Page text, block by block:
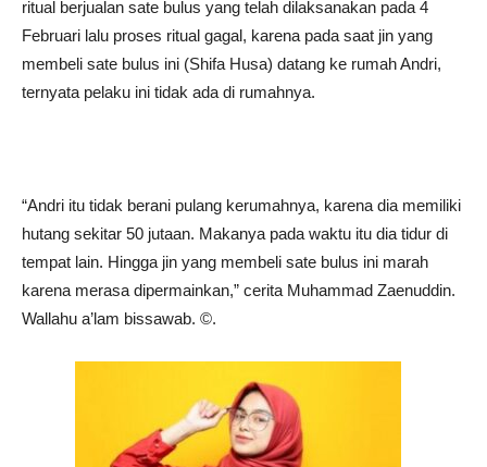
ritual berjualan sate bulus yang telah dilaksanakan pada 4
Februari lalu proses ritual gagal, karena pada saat jin yang
membeli sate bulus ini (Shifa Husa) datang ke rumah Andri,
ternyata pelaku ini tidak ada di rumahnya.
“Andri itu tidak berani pulang kerumahnya, karena dia memiliki
hutang sekitar 50 jutaan. Makanya pada waktu itu dia tidur di
tempat lain. Hingga jin yang membeli sate bulus ini marah
karena merasa dipermainkan,” cerita Muhammad Zaenuddin.
Wallahu a’lam bissawab. ©️.